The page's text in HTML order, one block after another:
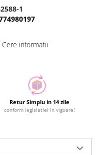
1
Cere informatii
Retur Simplu in 14 zile
conform legislatiei in vigoare!